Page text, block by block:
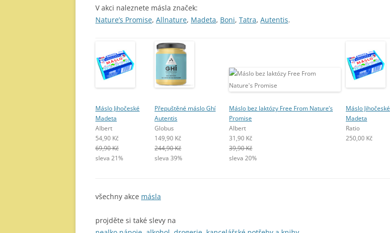
V akci naleznete másla značek:
Nature’s Promise, Allnature, Madeta, Boni, Tatra, Autentis.
Máslo Jihočeské
Madeta
Albert
54,90 Kč
69,90 Kč
sleva 21%
Přepuštěné máslo Ghí
Autentis
Globus
149,90 Kč
244,90 Kč
sleva 39%
Máslo bez laktózy Free From Nature’s
Promise
Albert
31,90 Kč
39,90 Kč
sleva 20%
Máslo Jihočeské
Madeta
Ratio
250,00 Kč
všechny akce másla
projděte si také slevy na